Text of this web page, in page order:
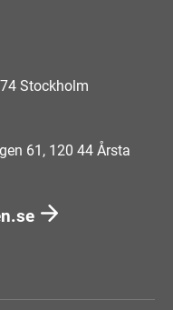
Stockholm
61, 120 44 Årsta